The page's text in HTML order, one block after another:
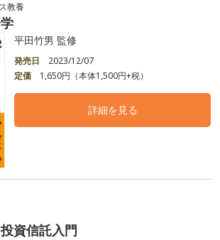
教養
平田竹男 監修
発売日
2023/12/07
定価
1,650円（本体1,500円+税）
詳細を見る
資信託入門